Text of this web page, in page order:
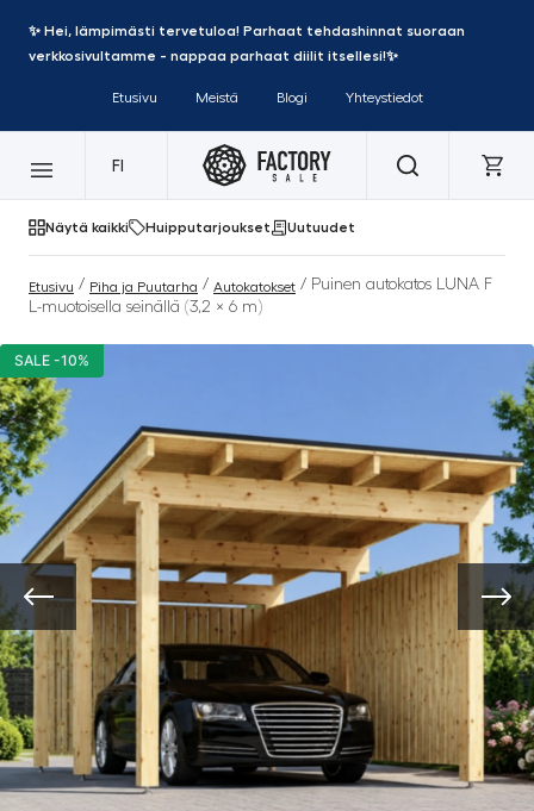
✨ Hei, lämpimästi tervetuloa! Parhaat tehdashinnat suoraan
verkkosivultamme - nappaa parhaat diilit itsellesi!✨
Etusivu Meistä Blogi Yhteystiedot
FI
Näytä kaikki Huipputarjoukset Uutuudet
Etusivu / Piha ja Puutarha / Autokatokset / Puinen autokatos LUNA F
L-muotoisella seinällä (3,2 × 6 m)
SALE -10%